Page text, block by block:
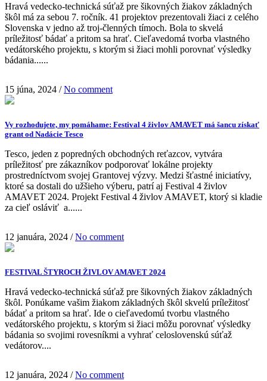
Hravá vedecko-technická súťaž pre šikovných žiakov základných
škôl má za sebou 7. ročník. 41 projektov prezentovali žiaci z celého
Slovenska v jedno až troj-členných tímoch. Bola to skvelá
príležitosť bádať a pritom sa hrať. Cieľavedomá tvorba vlastného
vedátorského projektu, s ktorým si žiaci mohli porovnať výsledky
bádania......
15 júna, 2024 /No comment
Vy rozhodujete, my pomáhame: Festival 4 živlov AMAVET má šancu získať
grant od Nadácie Tesco
Tesco, jeden z popredných obchodných reťazcov, vytvára
príležitosť pre zákazníkov podporovať lokálne projekty
prostredníctvom svojej Grantovej výzvy. Medzi šťastné iniciatívy,
ktoré sa dostali do užšieho výberu, patrí aj Festival 4 živlov
AMAVET 2024. Projekt Festival 4 živlov AMAVET, ktorý si kladie
za cieľ osláviť a......
12 januára, 2024 /No comment
FESTIVAL ŠTYROCH ŽIVLOV AMAVET 2024
Hravá vedecko-technická súťaž pre šikovných žiakov základných
škôl. Ponúkame vašim žiakom základných škôl skvelú príležitosť
bádať a pritom sa hrať. Ide o cieľavedomú tvorbu vlastného
vedátorského projektu, s ktorým si žiaci môžu porovnať výsledky
bádania so svojimi rovesníkmi a vyhrať celoslovenskú súťaž
vedátorov....
12 januára, 2024 /No comment